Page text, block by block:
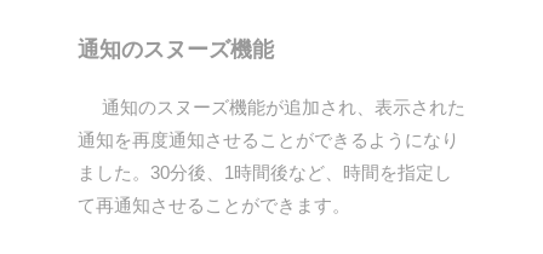
通知のスヌーズ機能
通知のスヌーズ機能が追加され、表示された
通知を再度通知させることができるようになり
ました。30分後、1時間後など、時間を指定し
て再通知させることができます。